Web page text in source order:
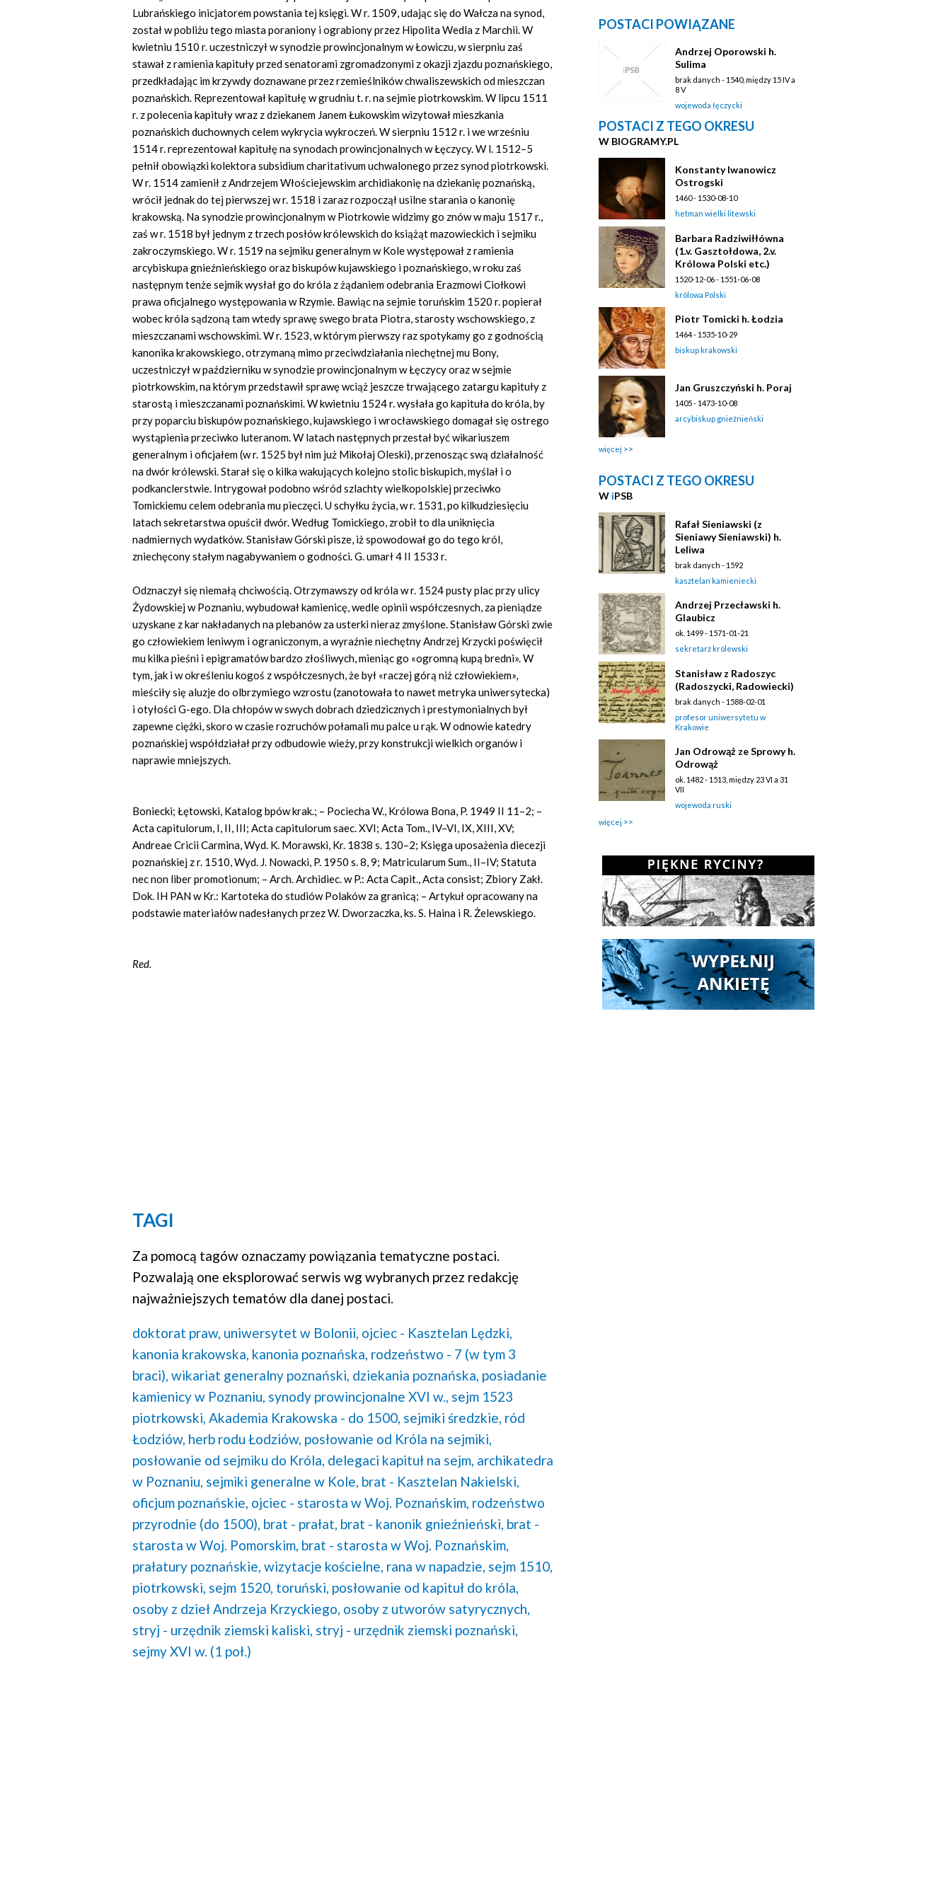
Lubrańskiego inicjatorem powstania tej księgi. W r. 1509, udając się do Wałcza na synod,
został w pobliżu tego miasta poraniony i ograbiony przez Hipolita Wedla z Marchii. W
kwietniu 1510 r. uczestniczył w synodzie prowincjonalnym w Łowiczu, w sierpniu zaś
stawał z ramienia kapituły przed senatorami zgromadzonymi z okazji zjazdu poznańskiego,
przedkładając im krzywdy doznawane przez rzemieślników chwaliszewskich od mieszczan
poznańskich. Reprezentował kapitułę w grudniu t. r. na sejmie piotrkowskim. W lipcu 1511
r. z polecenia kapituły wraz z dziekanem Janem Łukowskim wizytował mieszkania
poznańskich duchownych celem wykrycia wykroczeń. W sierpniu 1512 r. i we wrześniu
1514 r. reprezentował kapitułę na synodach prowincjonalnych w Łęczycy. W l. 1512–5
pełnił obowiązki kolektora subsidium charitativum uchwalonego przez synod piotrkowski.
W r. 1514 zamienił z Andrzejem Włościejewskim archidiakonię na dziekanię poznańską,
wrócił jednak do tej pierwszej w r. 1518 i zaraz rozpoczął usilne starania o kanonię
krakowską. Na synodzie prowincjonalnym w Piotrkowie widzimy go znów w maju 1517 r.,
zaś w r. 1518 był jednym z trzech posłów królewskich do książąt mazowieckich i sejmiku
zakroczymskiego. W r. 1519 na sejmiku generalnym w Kole występował z ramienia
arcybiskupa gnieźnieńskiego oraz biskupów kujawskiego i poznańskiego, w roku zaś
następnym tenże sejmik wysłał go do króla z żądaniem odebrania Erazmowi Ciołkowi
prawa oficjalnego występowania w Rzymie. Bawiąc na sejmie toruńskim 1520 r. popierał
wobec króla sądzoną tam wtedy sprawę swego brata Piotra, starosty wschowskiego, z
mieszczanami wschowskimi. W r. 1523, w którym pierwszy raz spotykamy go z godnością
kanonika krakowskiego, otrzymaną mimo przeciwdziałania niechętnej mu Bony,
uczestniczył w październiku w synodzie prowincjonalnym w Łęczycy oraz w sejmie
piotrkowskim, na którym przedstawił sprawę wciąż jeszcze trwającego zatargu kapituły z
starostą i mieszczanami poznańskimi. W kwietniu 1524 r. wysłała go kapituła do króla, by
przy poparciu biskupów poznańskiego, kujawskiego i wrocławskiego domagał się ostrego
wystąpienia przeciwko luteranom. W latach następnych przestał być wikariuszem
generalnym i oficjałem (w r. 1525 był nim już Mikołaj Oleski), przenosząc swą działalność
na dwór królewski. Starał się o kilka wakujących kolejno stolic biskupich, myślał i o
podkanclerstwie. Intrygował podobno wśród szlachty wielkopolskiej przeciwko
Tomickiemu celem odebrania mu pieczęci. U schyłku życia, w r. 1531, po kilkudziesięciu
latach sekretarstwa opuścił dwór. Według Tomickiego, zrobił to dla uniknięcia
nadmiernych wydatków. Stanisław Górski pisze, iż spowodował go do tego król,
zniechęcony stałym nagabywaniem o godności. G. umarł 4 II 1533 r.
Odznaczył się niemałą chciwością. Otrzymawszy od króla w r. 1524 pusty plac przy ulicy
Żydowskiej w Poznaniu, wybudował kamienicę, wedle opinii współczesnych, za pieniądze
uzyskane z kar nakładanych na plebanów za usterki nieraz zmyślone. Stanisław Górski zwie
go człowiekiem leniwym i ograniczonym, a wyraźnie niechętny Andrzej Krzycki poświęcił
mu kilka pieśni i epigramatów bardzo złośliwych, mieniąc go «ogromną kupą bredni». W
tym, jak i w określeniu kogoś z współczesnych, że był «raczej górą niż człowiekiem»,
mieściły się aluzje do olbrzymiego wzrostu (zanotowała to nawet metryka uniwersytecka)
i otyłości G-ego. Dla chłopów w swych dobrach dziedzicznych i prestymonialnych był
zapewne ciężki, skoro w czasie rozruchów połamali mu palce u rąk. W odnowie katedry
poznańskiej współdziałał przy odbudowie wieży, przy konstrukcji wielkich organów i
naprawie mniejszych.
Boniecki; Łętowski, Katalog bpów krak.; – Pociecha W., Królowa Bona, P. 1949 II 11–2; –
Acta capitulorum, I, II, III; Acta capitulorum saec. XVI; Acta Tom., IV–VI, IX, XIII, XV;
Andreae Cricii Carmina, Wyd. K. Morawski, Kr. 1838 s. 130–2; Księga uposażenia diecezji
poznańskiej z r. 1510, Wyd. J. Nowacki, P. 1950 s. 8, 9; Matricularum Sum., II–IV; Statuta
nec non liber promotionum; – Arch. Archidiec. w P.: Acta Capit., Acta consist; Zbiory Zakł.
Dok. IH PAN w Kr.: Kartoteka do studiów Polaków za granicą; – Artykuł opracowany na
podstawie materiałów nadesłanych przez W. Dworzaczka, ks. S. Haina i R. Żelewskiego.
Red.
TAGI
Za pomocą tagów oznaczamy powiązania tematyczne postaci.
Pozwalają one eksplorować serwis wg wybranych przez redakcję
najważniejszych tematów dla danej postaci.
doktorat praw, uniwersytet w Bolonii, ojciec - Kasztelan Lędzki,
kanonia krakowska, kanonia poznańska, rodzeństwo - 7 (w tym 3
braci), wikariat generalny poznański, dziekania poznańska, posiadanie
kamienicy w Poznaniu, synody prowincjonalne XVI w., sejm 1523
piotrkowski, Akademia Krakowska - do 1500, sejmiki średzkie, ród
Łodziów, herb rodu Łodziów, posłowanie od Króla na sejmiki,
posłowanie od sejmiku do Króla, delegaci kapituł na sejm, archikatedra
w Poznaniu, sejmiki generalne w Kole, brat - Kasztelan Nakielski,
oficjum poznańskie, ojciec - starosta w Woj. Poznańskim, rodzeństwo
przyrodnie (do 1500), brat - prałat, brat - kanonik gnieźnieński, brat -
starosta w Woj. Pomorskim, brat - starosta w Woj. Poznańskim,
prałatury poznańskie, wizytacje kościelne, rana w napadzie, sejm 1510,
piotrkowski, sejm 1520, toruński, posłowanie od kapituł do króla,
osoby z dzieł Andrzeja Krzyckiego, osoby z utworów satyrycznych,
stryj - urzędnik ziemski kaliski, stryj - urzędnik ziemski poznański,
sejmy XVI w. (1 poł.)
POSTACI POWIĄZANE
Andrzej Oporowski h.
Sulima
brak danych - 1540, między 15 IV a
8 V
wojewoda łęczycki
POSTACI Z TEGO OKRESU
W BIOGRAMY.PL
Konstanty Iwanowicz
Ostrogski
1460 - 1530-08-10
hetman wielki litewski
Barbara Radziwiłłówna
(1.v. Gasztołdowa, 2.v.
Królowa Polski etc.)
1520-12-06 - 1551-06-08
królowa Polski
Piotr Tomicki h. Łodzia
1464 - 1535-10-29
biskup krakowski
Jan Gruszczyński h. Poraj
1405 - 1473-10-08
arcybiskup gnieźnieński
więcej
POSTACI Z TEGO OKRESU
W iPSB
Rafał Sieniawski (z
Sieniawy Sieniawski) h.
Leliwa
brak danych - 1592
kasztelan kamieniecki
Andrzej Przecławski h.
Glaubicz
ok. 1499 - 1571-01-21
sekretarz królewski
Stanisław z Radoszyc
(Radoszycki, Radowiecki)
brak danych - 1588-02-01
profesor uniwersytetu w
Krakowie
Jan Odrowąż ze Sprowy h.
Odrowąż
ok. 1482 - 1513, między 23 VI a 31
VII
wojewoda ruski
więcej